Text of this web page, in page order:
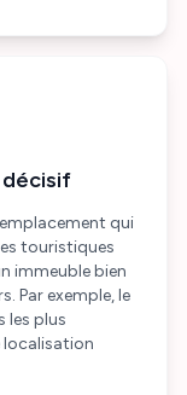
décisif
qui
touristiques
immeuble bien
Par exemple, le
les plus
localisation